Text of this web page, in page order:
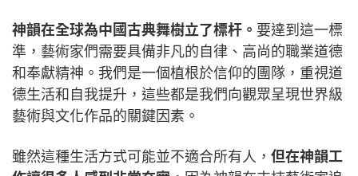
神韻在全球為中國古典舞樹立了標杆。 要達到這一標
準，藝術家們需要具備非凡的自律、高尚的職業道德
和奉獻精神。我們是一個植根於信仰的團隊，重視道
德生活和自我提升，這些都是我們向觀眾呈現世界級
藝術與文化作品的關鍵因素。
雖然這種生活方式可能並不適合所有人， 但在神韻工